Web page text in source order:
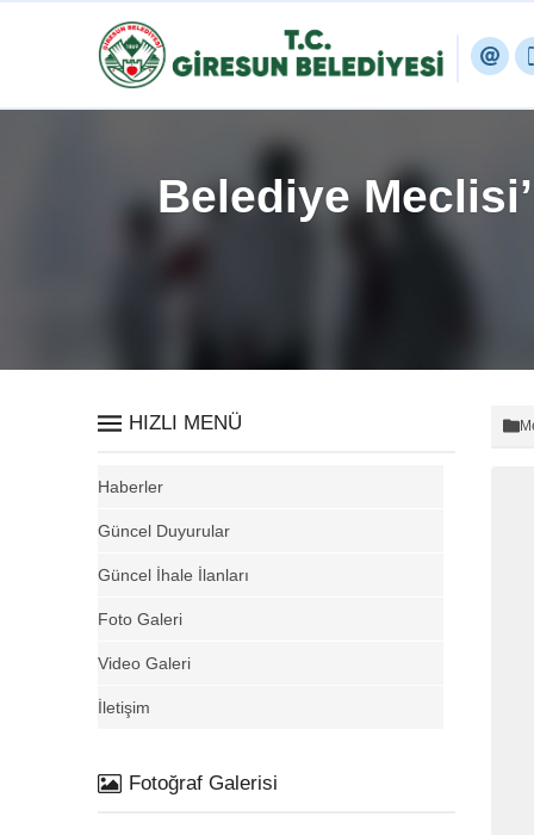
Belediye
HIZLI MENÜ
Haberler
Güncel Duyurular
Güncel İhale İlanları
Foto Galeri
Video Galeri
İletişim
Fotoğraf Galerisi